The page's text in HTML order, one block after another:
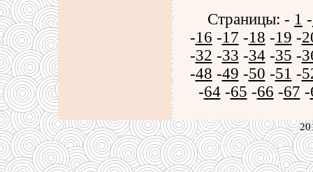
Страницы: - 1 -
-16 -17 -18 -19 -
-32 -33 -34-35 -
-48 -49 -50 -51 -
-64-65 -66 -67 -